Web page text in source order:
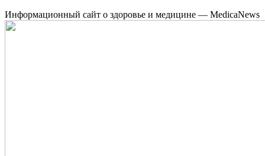
Информационный сайт о здоровье и медицине — MedicaNews